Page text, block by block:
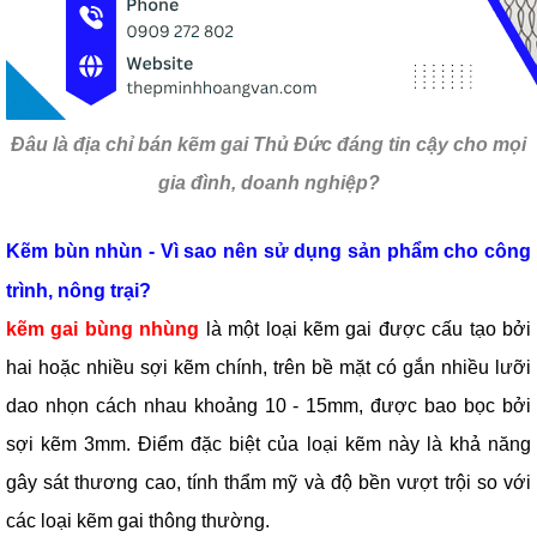
Đâu là địa chỉ bán kẽm gai Thủ Đức đáng tin cậy cho mọi
gia đình, doanh nghiệp?
Kẽm bùn nhùn - Vì sao nên sử dụng sản phẩm cho công
trình, nông trại?
kẽm gai bùng nhùng là một loại kẽm gai được cấu tạo bởi
hai hoặc nhiều sợi kẽm chính, trên bề mặt có gắn nhiều lưỡi
dao nhọn cách nhau khoảng 10 - 15mm, được bao bọc bởi
sợi kẽm 3mm. Điểm đặc biệt của loại kẽm này là khả năng
gây sát thương cao, tính thẩm mỹ và độ bền vượt trội so với
các loại kẽm gai thông thường.